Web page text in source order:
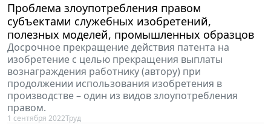
Проблема злоупотребления правом
субъектами служебных изобретений,
полезных моделей, промышленных образцов
Досрочное прекращение действия патента на
изобретение с целью прекращения выплаты
вознаграждения работнику (автору) при
продолжении использования изобретения в
производстве – один из видов злоупотребления
правом.
1 сентября 2022Труд